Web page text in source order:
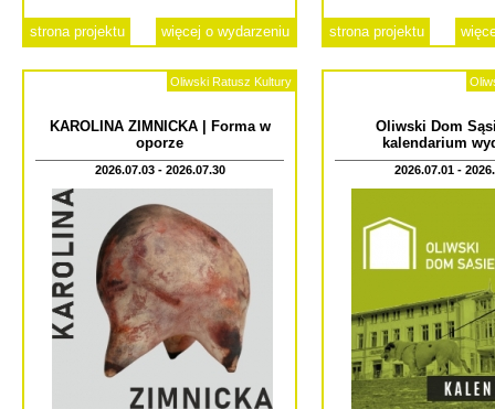
strona projektu więcej o wydarzeniu strona projektu
Oliwski Ratusz Kultury
KAROLINA ZIMNICKA | Forma w
oporze
2026.07.03 - 2026.07.30
Oliwski Dom
kalendarium
2026.07.01 -